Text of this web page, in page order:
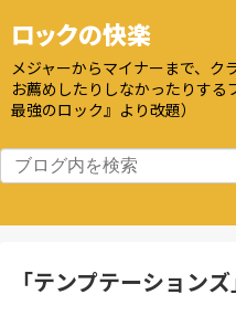
ロックの快楽
メジャーからマイナーまで、ク
お薦めしたりしなかったりす
最強のロック』より改題）
「テンプテーションズ